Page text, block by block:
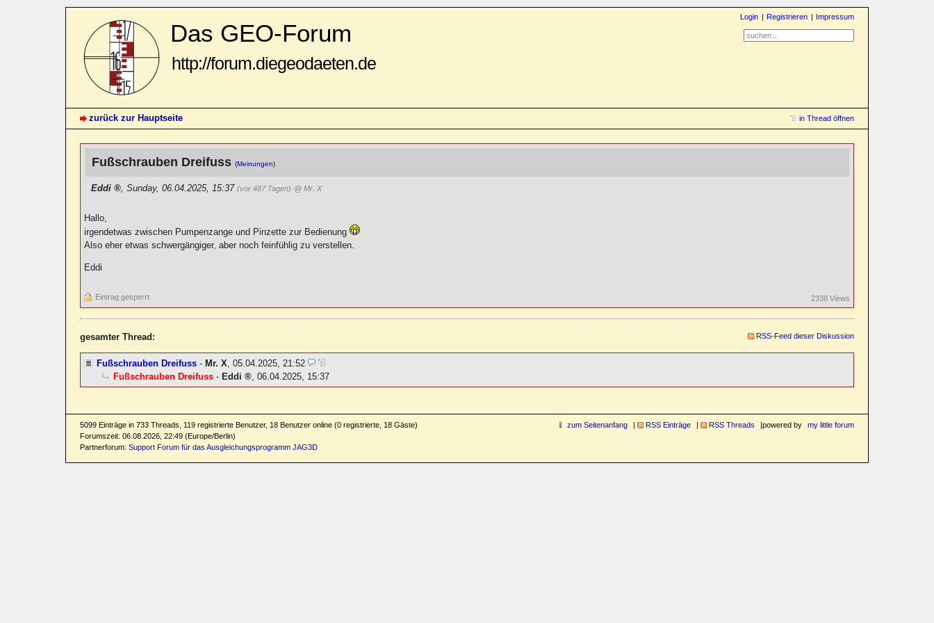
Das GEO-Forum
http://forum.diegeodaeten.de
Login Registrieren Impressum
zurück zur Hauptseite in Thread öffnen
Fußschrauben Dreifuss(Meinungen)
Eddi ,Sunday, 06.04.2025, 15:37(vor 487 Tagen) @ Mr. X
Hallo,
irgendetwas zwischen Pumpenzange und Pinzette zur Bedienung
Also eher etwas schwergängiger, aber noch feinfühlig zu verstellen.
Eddi
Eintrag gesperrt 2338 Views
gesamter Thread: RSS-Feed dieser Diskussion
Fußschrauben Dreifuss - Mr. X,05.04.2025, 21:52
Fußschrauben Dreifuss - Eddi ,06.04.2025, 15:37
5099 Einträge in 733 Threads, 119 registrierte Benutzer, 18 Benutzer online (0 registrierte, 18 Gäste)
Forumszeit: 06.08.2026, 22:49 (Europe/Berlin)
Partnerforum:Support Forum für das Ausgleichungsprogramm JAG3D
zum Seitenanfang RSS Einträge RSS Threads powered by my little forum